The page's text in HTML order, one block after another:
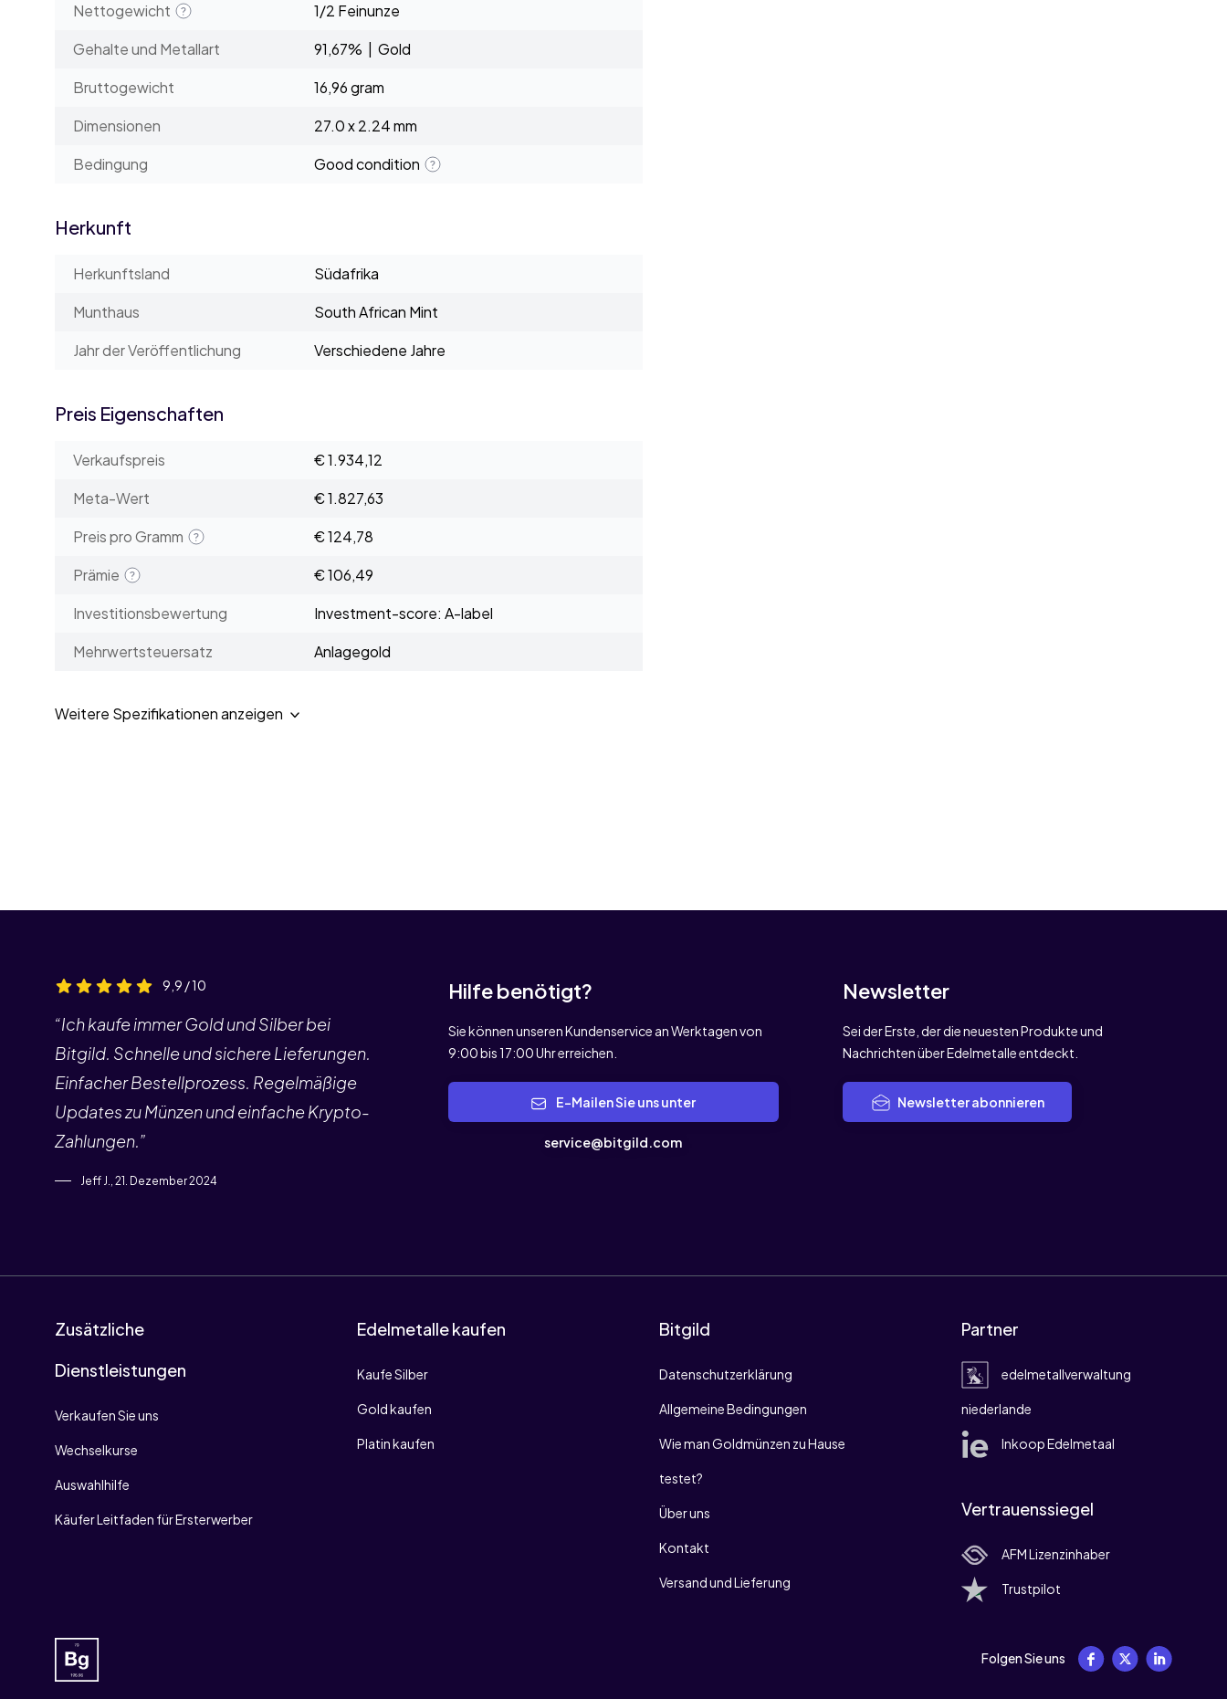
Nettogewicht
1/2 Feinunze
Gehalte und Metallart
91,67% | Gold
Bruttogewicht
16,96 gram
Dimensionen
27.0 x 2.24 mm
Bedingung
Good condition
Herkunft
Herkunftsland
Südafrika
Munthaus
South African Mint
Jahr der Veröffentlichung
Verschiedene Jahre
Preis Eigenschaften
Verkaufspreis
€ 1.934,12
Meta-Wert
€ 1.827,63
Preis pro Gramm
€ 124,78
Prämie
€ 106,49
Investitionsbewertung
Investment-score: A-label
Mehrwertsteuersatz
Anlagegold
Weitere Spezifikationen anzeigen
9,9 / 10
“Ich kaufe immer Gold und Silber bei
Bitgild. Schnelle und sichere Lieferungen.
Einfacher Bestellprozess. Regelmäßige
Updates zu Münzen und einfache Krypto-
Zahlungen.”
Jeff J., 21. Dezember 2024
Hilfe benötigt?
Sie können unseren Kundenservice an Werktagen von
9:00 bis 17:00 Uhr erreichen.
service@bitgild.com
Newsletter
Sei der Erste, der die neuesten Produkte und
Nachrichten über Edelmetalle entdeckt.
Newsletter abonnieren
Zusätzliche
Dienstleistungen
Verkaufen Sie uns
Wechselkurse
Auswahlhilfe
Käufer Leitfaden für Ersterwerber
Edelmetalle kaufen
Kaufe Silber
Gold kaufen
Platin kaufen
Bitgild
Datenschutzerklärung
Allgemeine Bedingungen
Wie man Goldmünzen zu Hause
testet?
Über uns
Kontakt
Versand und Lieferung
Partner
edelmetallverwaltung
niederlande
Inkoop Edelmetaal
Vertrauenssiegel
AFM Lizenzinhaber
Trustpilot
Folgen Sie uns